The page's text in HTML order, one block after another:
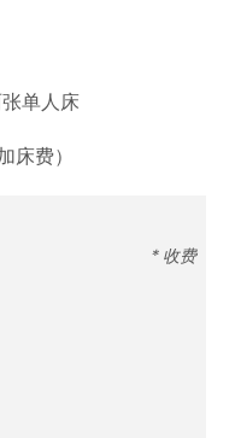
单人床
费）
* 收费